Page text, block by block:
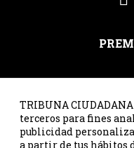
C/ Santa Susana 41,
TRIBUNA
terceros para fines
publicidad
a partir de tus hábitos